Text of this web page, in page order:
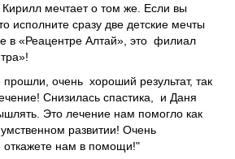
мечтает о том же. Если вы
исполните сразу две детские мечты
в «Реацентре Алтай», это филиал
очень хороший результат, так
Снизилась спастика, и Даня
Это лечение нам помогло как
развитии! Очень
откажете нам в помощи!"